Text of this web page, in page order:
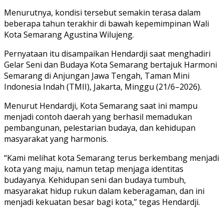
Menurutnya, kondisi tersebut semakin terasa dalam
beberapa tahun terakhir di bawah kepemimpinan Wali
Kota Semarang Agustina Wilujeng.
Pernyataan itu disampaikan Hendardji saat menghadiri
Gelar Seni dan Budaya Kota Semarang bertajuk Harmoni
Semarang di Anjungan Jawa Tengah, Taman Mini
Indonesia Indah (TMII), Jakarta, Minggu (21/6–2026).
Menurut Hendardji, Kota Semarang saat ini mampu
menjadi contoh daerah yang berhasil memadukan
pembangunan, pelestarian budaya, dan kehidupan
masyarakat yang harmonis.
“Kami melihat kota Semarang terus berkembang menjadi
kota yang maju, namun tetap menjaga identitas
budayanya. Kehidupan seni dan budaya tumbuh,
masyarakat hidup rukun dalam keberagaman, dan ini
menjadi kekuatan besar bagi kota,” tegas Hendardji.